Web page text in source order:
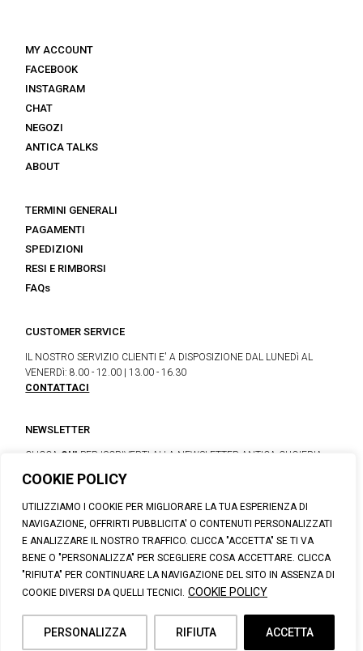
COOKIE POLICY
UTILIZZIAMO I COOKIE PER MIGLIORARE LA TUA ESPERIENZA DI
NAVIGAZIONE, OFFRIRTI PUBBLICITA' O CONTENUTI PERSONALIZZATI
E ANALIZZARE IL NOSTRO TRAFFICO. CLICCA "ACCETTA" SE TI VA
BENE O "PERSONALIZZA" PER SCEGLIERE COSA ACCETTARE. CLICCA
"RIFIUTA" PER CONTINUARE LA NAVIGAZIONE DEL SITO IN ASSENZA DI
COOKIE DIVERSI DA QUELLI TECNICI. COOKIE POLICY
PERSONALIZZA RIFIUTA ACCETTA
MY ACCOUNT
FACEBOOK
INSTAGRAM
CHAT
NEGOZI
ANTICA TALKS
ABOUT
TERMINI GENERALI
PAGAMENTI
SPEDIZIONI
RESI E RIMBORSI
FAQs
CUSTOMER SERVICE
IL NOSTRO SERVIZIO CLIENTI E' A DISPOSIZIONE DAL LUNEDì AL
VENERDì: 8.00 - 12.00 | 13.00 - 16.30
CONTATTACI
NEWSLETTER
CLICCA QUI PER ISCRIVERTI ALLA NEWSLETTER ANTICA CUOIERIA
© 2026 CALZATURIFICIO F.LLI SOLDINI
VIA VITTORIO VENETO, 32 - CAPOLONA 52010 (AR)
P.IVA: IT00100020510 | REA: AR-19984 | C. SOCIALE: € 1,170,800.00
I.V.
SUPPORT@ANTICACUOIERIA.IT| + (39) 0575 42811
PRIVACY|COOKIE POLICY|PERSONAL DATA INFORMATION